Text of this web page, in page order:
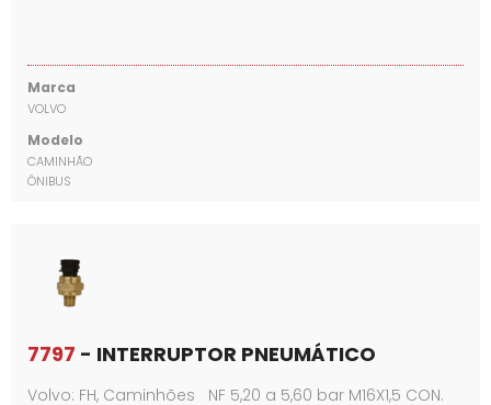
Marca
VOLVO
Modelo
CAMINHÃO
ÔNIBUS
7797 - INTERRUPTOR PNEUMÁTICO
Volvo: FH, Caminhões NF 5,20 a 5,60 bar M16X1,5 CON.